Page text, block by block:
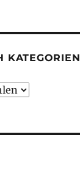
KATEGORIEN